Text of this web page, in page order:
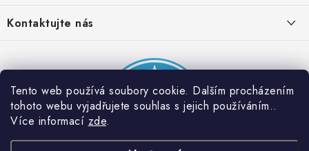
Tento web používá soubory cookie. Dalším procházením
tohoto webu vyjadřujete souhlas s jejich používáním..
Více informací zde.
Provizní systém
Partner stránek: Super plecháček
Podmínky akce 2 + 1 zdarma
Kontaktujte nás